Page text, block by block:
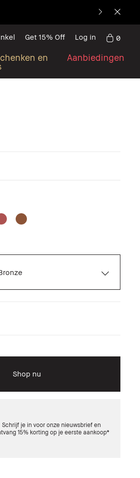
en
Aanbiedingen
Get 15% Off Log in 0
Shop nu
Schrijf je in voor onze nieuwsbrief en
15% korting op je eerste aankoop*